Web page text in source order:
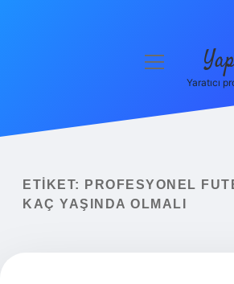
Yasal Uyarı
menüyü
Yaratıcı
ETIKET:
PROFESYONEL
KAÇ YAŞINDA OLMALI